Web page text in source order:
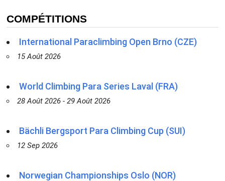
COMPÉTITIONS
International Paraclimbing Open Brno (CZE)
15 Août 2026
World Climbing Para Series Laval (FRA)
28 Août 2026 - 29 Août 2026
Bächli Bergsport Para Climbing Cup (SUI)
12 Sep 2026
Norwegian Championships Oslo (NOR)